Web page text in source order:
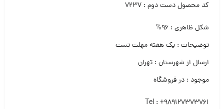
کد محصول دست دوم : ۷۲۳۷
شکل ظاهری : ۹۶%
توضیحات : یک هفته مهلت تست
ارسال از شهرستان : تهران
موجود : در فروشگاه
Tel : +989127373761